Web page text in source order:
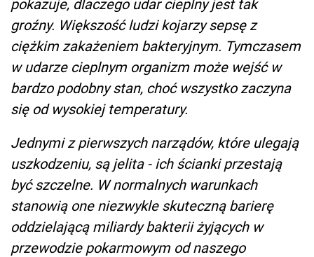
pokazuje, dlaczego udar cieplny jest tak
groźny. Większość ludzi kojarzy sepsę z
ciężkim zakażeniem bakteryjnym. Tymczasem
w udarze cieplnym organizm może wejść w
bardzo podobny stan, choć wszystko zaczyna
się od wysokiej temperatury.
Jednymi z pierwszych narządów, które ulegają
uszkodzeniu, są jelita - ich ścianki przestają
być szczelne. W normalnych warunkach
stanowią one niezwykle skuteczną barierę
oddzielającą miliardy bakterii żyjących w
przewodzie pokarmowym od naszego